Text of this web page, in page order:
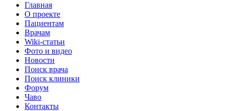
Главная
О проекте
Пациентам
Врачам
Wiki-статьи
Фото и видео
Новости
Поиск врача
Поиск клиники
Форум
Чаво
Контакты